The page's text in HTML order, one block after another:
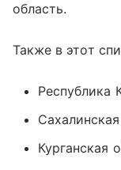
область.
Также в этот
Республика
Курганская